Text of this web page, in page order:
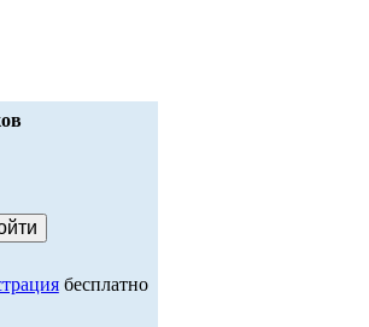
бесплатно